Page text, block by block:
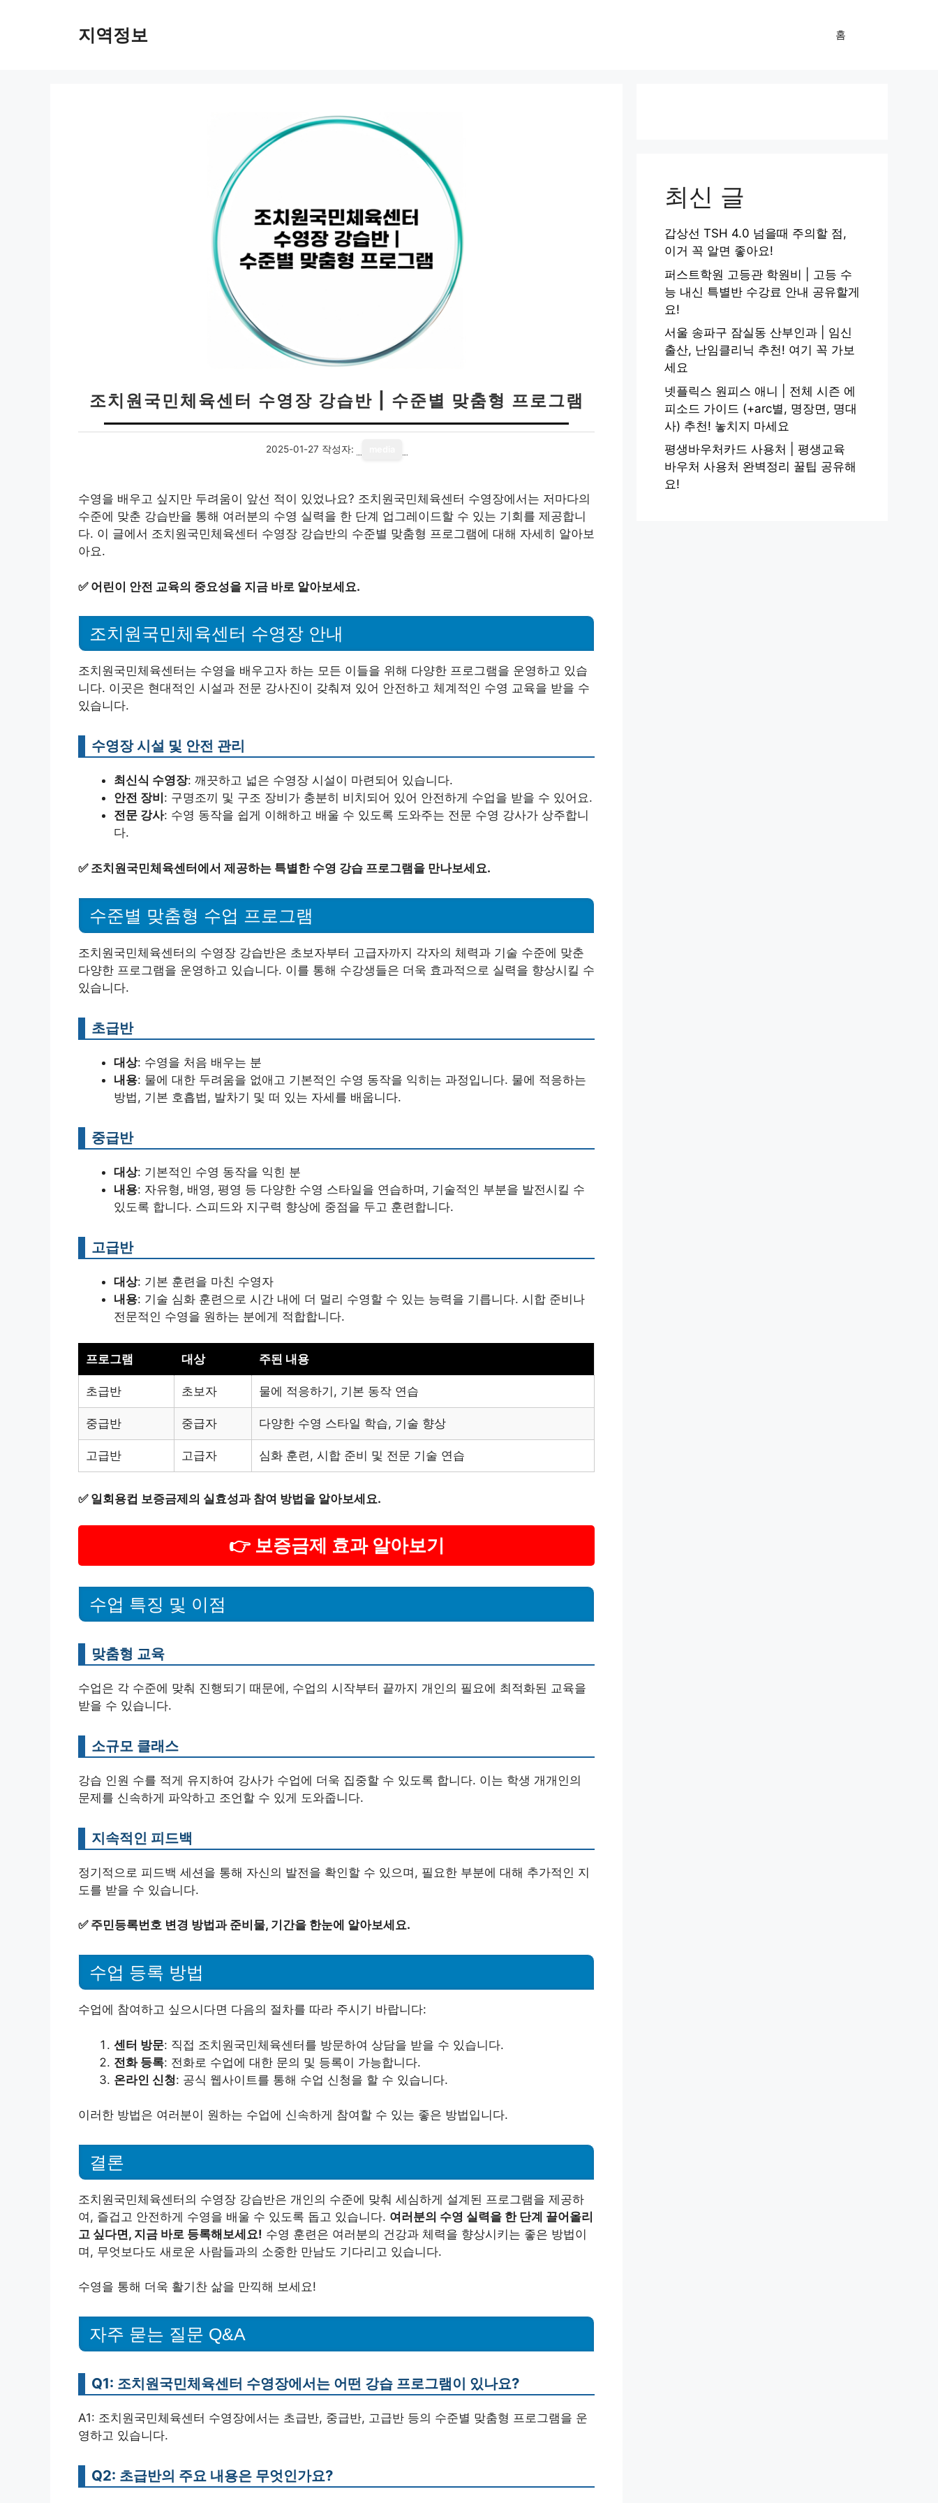
지역정보 홈
조치원국민체육센터 수영장 강습반 | 수준별 맞춤형 프로그램
2025-01-27 작성자:
수영을 배우고 싶지만 두려움이 앞선 적이 있었나요? 조치원국민체육센터 수영장에서는 저마다의
수준에 맞춘 강습반을 통해 여러분의 수영 실력을 한 단계 업그레이드할 수 있는 기회를 제공합니
다. 이 글에서 조치원국민체육센터 수영장 강습반의 수준별 맞춤형 프로그램에 대해 자세히 알아보
아요.
✅ 어린이 안전 교육의 중요성을 지금 바로 알아보세요.
조치원국민체육센터 수영장 안내
조치원국민체육센터는 수영을 배우고자 하는 모든 이들을 위해 다양한 프로그램을 운영하고 있습
니다. 이곳은 현대적인 시설과 전문 강사진이 갖춰져 있어 안전하고 체계적인 수영 교육을 받을 수
있습니다.
수영장 시설 및 안전 관리
최신식 수영장: 깨끗하고 넓은 수영장 시설이 마련되어 있습니다.
안전 장비 : 구명조끼 및 구조 장비가 충분히 비치되어 있어 안전하게 수업을 받을 수 있어요.
전문 강사: 수영 동작을 쉽게 이해하고 배울 수 있도록 도와주는 전문 수영 강사가 상주합니
다.
✅ 조치원국민체육센터에서 제공하는 특별한 수영 강습 프로그램을 만나보세요.
수준별 맞춤형 수업 프로그램
조치원국민체육센터의 수영장 강습반은 초보자부터 고급자까지 각자의 체력과 기술 수준에 맞춘
다양한 프로그램을 운영하고 있습니다. 이를 통해 수강생들은 더욱 효과적으로 실력을 향상시킬 수
있습니다.
초급반
대상: 수영을 처음 배우는 분
내용: 물에 대한 두려움을 없애고 기본적인 수영 동작을 익히는 과정입니다. 물에 적응하는
방법, 기본 호흡법, 발차기 및 떠 있는 자세를 배웁니다.
중급반
대상: 기본적인 수영 동작을 익힌 분
내용: 자유형, 배영, 평영 등 다양한 수영 스타일을 연습하며, 기술적인 부분을 발전시킬 수
있도록 합니다. 스피드와 지구력 향상에 중점을 두고 훈련합니다.
고급반
대상: 기본 훈련을 마친 수영자
내용: 기술 심화 훈련으로 시간 내에 더 멀리 수영할 수 있는 능력을 기릅니다. 시합 준비나
전문적인 수영을 원하는 분에게 적합합니다.
프로그램 대상 주된 내용
초급반 초보자 물에 적응하기, 기본 동작 연습
중급반 중급자 다양한 수영 스타일 학습, 기술 향상
고급반 고급자 심화 훈련, 시합 준비 및 전문 기술 연습
✅ 일회용컵 보증금제의 실효성과 참여 방법을 알아보세요.
👉 보증금제 효과 알아보기
수업 특징 및 이점
맞춤형 교육
수업은 각 수준에 맞춰 진행되기 때문에, 수업의 시작부터 끝까지 개인의 필요에 최적화된 교육을
받을 수 있습니다.
소규모 클래스
강습 인원 수를 적게 유지하여 강사가 수업에 더욱 집중할 수 있도록 합니다. 이는 학생 개개인의
문제를 신속하게 파악하고 조언할 수 있게 도와줍니다.
지속적인 피드백
정기적으로 피드백 세션을 통해 자신의 발전을 확인할 수 있으며, 필요한 부분에 대해 추가적인 지
도를 받을 수 있습니다.
✅ 주민등록번호 변경 방법과 준비물, 기간을 한눈에 알아보세요.
수업 등록 방법
수업에 참여하고 싶으시다면 다음의 절차를 따라 주시기 바랍니다:
센터 방문: 직접 조치원국민체육센터를 방문하여 상담을 받을 수 있습니다.
전화 등록: 전화로 수업에 대한 문의 및 등록이 가능합니다.
온라인 신청: 공식 웹사이트를 통해 수업 신청을 할 수 있습니다.
이러한 방법은 여러분이 원하는 수업에 신속하게 참여할 수 있는 좋은 방법입니다.
결론
조치원국민체육센터의 수영장 강습반은 개인의 수준에 맞춰 세심하게 설계된 프로그램을 제공하
여, 즐겁고 안전하게 수영을 배울 수 있도록 돕고 있습니다. 여러분의 수영 실력을 한 단계 끌어올리
고 싶다면, 지금 바로 등록해보세요! 수영 훈련은 여러분의 건강과 체력을 향상시키는 좋은 방법이
며, 무엇보다도 새로운 사람들과의 소중한 만남도 기다리고 있습니다.
수영을 통해 더욱 활기찬 삶을 만끽해 보세요!
자주 묻는 질문 Q&A
Q1: 조치원국민체육센터 수영장에서는 어떤 강습 프로그램이 있나요?
A1: 조치원국민체육센터 수영장에서는 초급반, 중급반, 고급반 등의 수준별 맞춤형 프로그램을 운
영하고 있습니다.
Q2: 초급반의 주요 내용은 무엇인가요?
최신 글
갑상선 TSH 4.0 넘을때 주의할 점,
이거 꼭 알면 좋아요!
퍼스트학원 고등관 학원비 | 고등 수
능 내신 특별반 수강료 안내 공유할게
요!
서울 송파구 잠실동 산부인과 | 임신
출산, 난임클리닉 추천! 여기 꼭 가보
세요
넷플릭스 원피스 애니 | 전체 시즌 에
피소드 가이드 (+arc별, 명장면, 명대
사) 추천! 놓치지 마세요
평생바우처카드 사용처 | 평생교육
바우처 사용처 완벽정리 꿀팁 공유해
요!